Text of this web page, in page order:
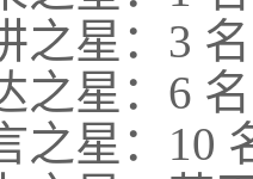
之星：3
之星：6
之星：10